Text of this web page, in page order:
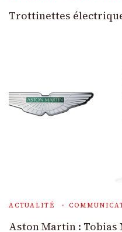
Trottinettes
ACTUALITÉ
Aston Martin : Tobias